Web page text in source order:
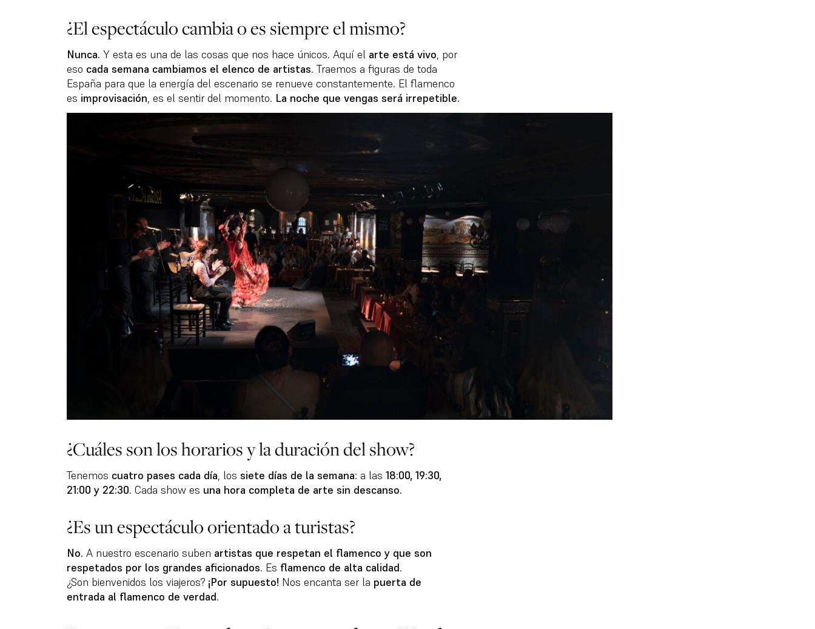
¿El espectáculo cambia o es siempre el mismo?
Nunca. Y esta es una de las cosas que nos hace únicos. Aquí el arte está vivo, por
eso cada semana cambiamos el elenco de artistas. Traemos a figuras de toda
España para que la energía del escenario se renueve constantemente. El flamenco
es improvisación, es el sentir del momento. La noche que vengas será irrepetible.
¿Cuáles son los horarios y la duración del show?
Tenemos cuatro pases cada día, los siete días de la semana: a las 18:00, 19:30,
21:00 y 22:30. Cada show es una hora completa de arte sin descanso.
¿Es un espectáculo orientado a turistas?
No. A nuestro escenario suben artistas que respetan el flamenco y que son
respetados por los grandes aficionados. Es flamenco de alta calidad.
¿Son bienvenidos los viajeros? ¡Por supuesto! Nos encanta ser la puerta de
entrada al flamenco de verdad.